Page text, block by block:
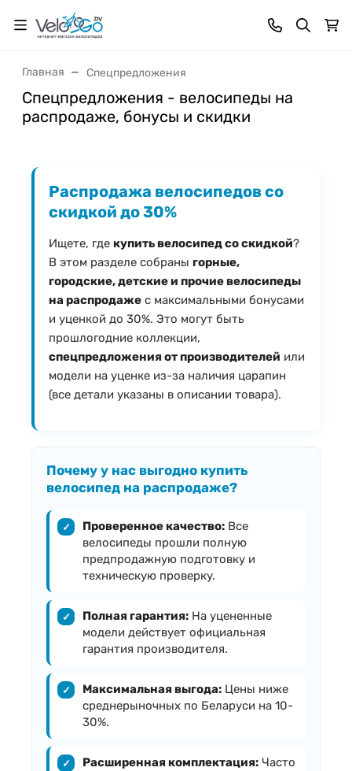
Главная Спецпредложения
Спецпредложения - велосипеды на
распродаже, бонусы и скидки
Распродажа велосипедов со
скидкой до 30%
Ищете, где купить велосипед со скидкой?
В этом разделе собраны горные,
городские, детские и прочие велосипеды
на распродаже с максимальными бонусами
и уценкой до 30%. Это могут быть
прошлогодние коллекции,
спецпредложения от производителей или
модели на уценке из-за наличия царапин
(все детали указаны в описании товара).
Почему у нас выгодно купить
велосипед на распродаже?
✓ Проверенное качество: Все
велосипеды прошли полную
предпродажную подготовку и
техническую проверку.
✓ Полная гарантия: На уцененные
модели действует официальная
гарантия производителя.
✓ Максимальная выгода: Цены ниже
среднерыночных по Беларуси на 10-
30%.
✓ Расширенная комплектация: Часто